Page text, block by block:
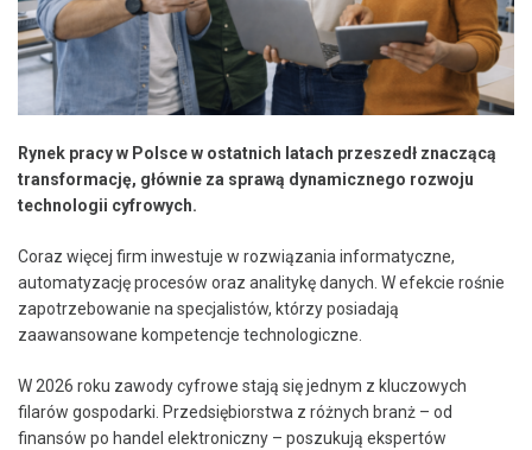
Rynek pracy w Polsce w ostatnich latach przeszedł znaczącą
transformację, głównie za sprawą dynamicznego rozwoju
technologii cyfrowych.
Coraz więcej firm inwestuje w rozwiązania informatyczne,
automatyzację procesów oraz analitykę danych. W efekcie rośnie
zapotrzebowanie na specjalistów, którzy posiadają
zaawansowane kompetencje technologiczne.
W 2026 roku zawody cyfrowe stają się jednym z kluczowych
filarów gospodarki. Przedsiębiorstwa z różnych branż – od
finansów po handel elektroniczny – poszukują ekspertów